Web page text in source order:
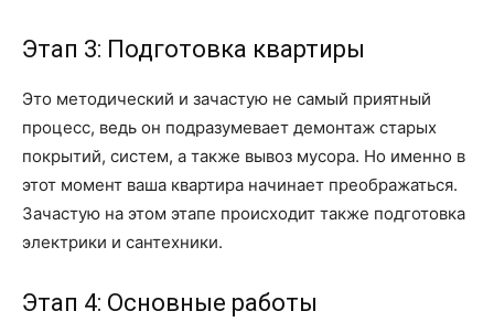
Этап 3: Подготовка квартиры
Это методический и зачастую не самый приятный
процесс, ведь он подразумевает демонтаж старых
покрытий, систем, а также вывоз мусора. Но именно в
этот момент ваша квартира начинает преображаться.
Зачастую на этом этапе происходит также подготовка
электрики и сантехники.
Этап 4: Основные работы